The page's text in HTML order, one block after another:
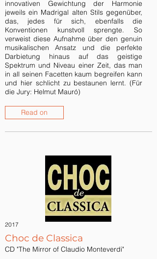
innovativen Gewichtung der Harmonie
jeweils ein Madrigal alten Stils gegenüber,
das, jedes für sich, ebenfalls die
Konventionen kunstvoll sprengte. So
verweist diese Aufnahme über den genuin
musikalischen Ansatz und die perfekte
Darbietung hinaus auf das geistige
Spektrum und Niveau einer Zeit, das man
in all seinen Facetten kaum begreifen kann
und hier schlicht zu bestaunen lernt. (Für
die Jury: Helmut Mauró)
Read on
2017
Choc de Classica
CD "The Mirror of Claudio Monteverdi"